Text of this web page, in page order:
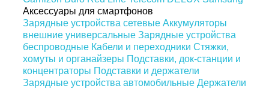
Аксессуары для смартфонов
Зарядные устройства сетевые Аккумуляторы
внешние универсальные Зарядные устройства
беспроводные Кабели и переходники Стяжки,
хомуты и органайзеры Подставки, док-станции и
концентраторы Подставки и держатели
Зарядные устройства автомобильные Держатели